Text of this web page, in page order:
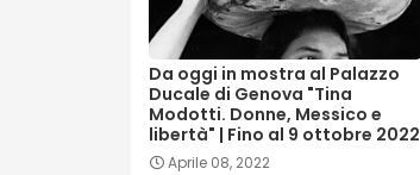
Da oggi in mostra al Palazzo
Ducale di Genova "Tina
Modotti. Donne, Messico e
libertà" | Fino al 9 ottobre 2022
Aprile 08, 2022